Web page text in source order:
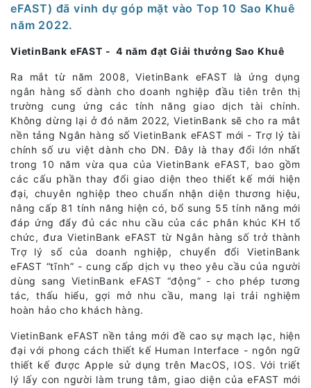
eFAST) đã vinh dự góp mặt vào Top 10 Sao Khuê
năm 2022.
VietinBank eFAST - 4 năm đạt Giải thưởng Sao Khuê
Ra mắt từ năm 2008, VietinBank eFAST là ứng dụng
ngân hàng số dành cho doanh nghiệp đầu tiên trên thị
trường cung ứng các tính năng giao dịch tài chính.
Không dừng lại ở đó năm 2022, VietinBank sẽ cho ra mắt
nền tảng Ngân hàng số VietinBank eFAST mới - Trợ lý tài
chính số ưu việt dành cho DN. Đây là thay đổi lớn nhất
trong 10 năm vừa qua của VietinBank eFAST, bao gồm
các cấu phần thay đổi giao diện theo thiết kế mới hiện
đại, chuyên nghiệp theo chuẩn nhận diện thương hiệu,
nâng cấp 81 tính năng hiện có, bổ sung 55 tính năng mới
đáp ứng đẩy đủ các nhu cầu của các phân khúc KH tổ
chức, đưa VietinBank eFAST từ Ngân hàng số trở thành
Trợ lý số của doanh nghiệp, chuyển đổi VietinBank
eFAST “tĩnh” - cung cấp dịch vụ theo yêu cầu của người
dùng sang VietinBank eFAST “động” - cho phép tương
tác, thấu hiểu, gợi mở nhu cầu, mang lại trải nghiệm
hoàn hảo cho khách hàng.
VietinBank eFAST nền tảng mới đề cao sự mạch lạc, hiện
đại với phong cách thiết kế Human Interface - ngôn ngữ
thiết kế được Apple sử dụng trên MacOS, IOS. Với triết
lý lấy con người làm trung tâm, giao diện của eFAST mới